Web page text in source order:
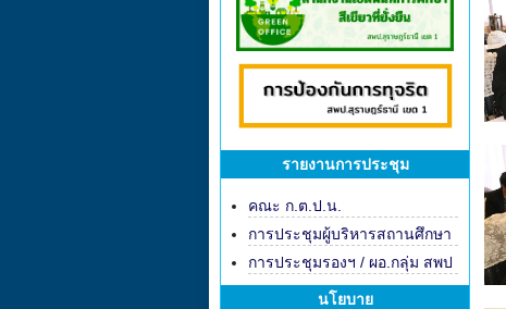
รายงานการประชุม
คณะ ก.ต.ป.น.
การประชุมผู้บริหารสถานศึกษา
การประชุมรองฯ / ผอ.กลุ่ม สพป
นโยบาย